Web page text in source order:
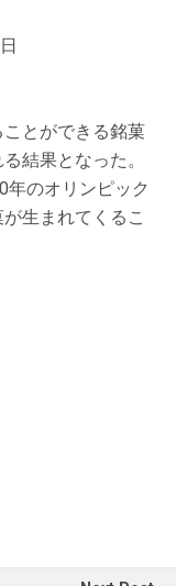
とができる銘菓
結果となった。
のオリンピック
生まれてくるこ